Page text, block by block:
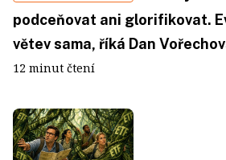
podceňovat ani glorifikovat.
větev sama, říká Dan
12 minut čtení